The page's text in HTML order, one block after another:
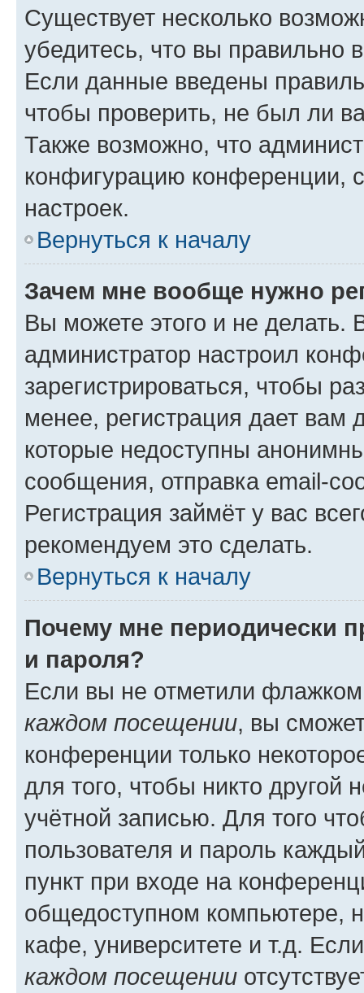
Существует несколько
убедитесь, что вы правильно
Если данные введены
чтобы проверить, не был ли
Также возможно, что
конфигурацию конференции,
настроек.
Вернуться к началу
Зачем мне вообще нужно
Вы можете этого и не делать.
администратор настроил
зарегистрироваться, чтобы
менее, регистрация дает вам
которые недоступны
сообщения, отправка email-
Регистрация займёт у вас
рекомендуем это сделать.
Вернуться к началу
Почему мне периодически
и пароля?
Если вы не отметили
каждом посещении, вы
конференции только
для того, чтобы никто другой
учётной записью. Для того
пользователя и пароль
пункт при входе на
общедоступном компьютере,
кафе, университете и т.д.
каждом посещении